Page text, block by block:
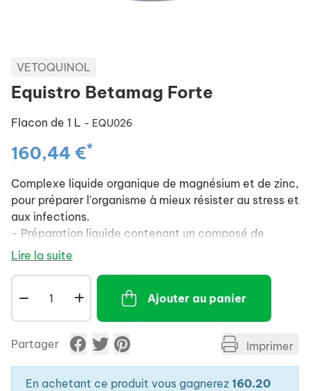
VETOQUINOL
Equistro Betamag Forte
Flacon de 1 L - EQU026
160,44 €*
Complexe liquide organique de magnésium et de zinc,
pour préparer l'organisme à mieux résister au stress et
aux infections.
- Préparation liquide contenant un composé de
magnésium organique et de zinc, qui apporte les
systèmes musculaires et nerveux.
- Prépare l'organisme à une meilleure résistance
contre le stress et ses effets négatifs, en particulier
lorsqu'il existe un risque potentiel de contamination
infectieuse (changements fréquents de congénères,
élevage...).
- Produit non dopant, peut être utilisé avant, pendant
Lire la suite
Ajouter au panier
Partager Imprimer
En achetant ce produit vous gagnerez 160.20